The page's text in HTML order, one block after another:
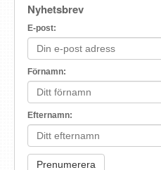
Nyhetsbrev
E-post:
Förnamn:
Efternamn: